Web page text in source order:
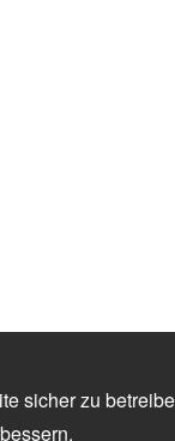
sicher zu